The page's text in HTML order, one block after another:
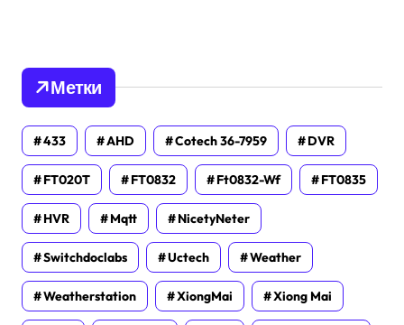
Метки
433 AHD Cotech 36-7959 DVR
FT020T FT0832 Ft0832-Wf FT0835
HVR Mqtt NicetyNeter
Switchdoclabs Uctech Weather
Weatherstation XiongMai Xiong Mai